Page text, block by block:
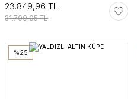
23.849,96 TL
31.799,95 TL
%25